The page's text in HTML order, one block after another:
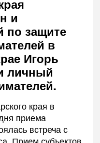
и
по защите
в
Игорь
личный
края в
приема
встреча с